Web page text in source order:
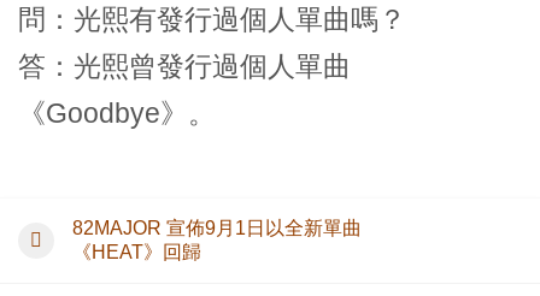
問：光熙有發行過個人單曲嗎？
答：光熙曾發行過個人單曲
《Goodbye》。
82MAJOR 宣佈9月1日以全新單曲
《HEAT》回歸